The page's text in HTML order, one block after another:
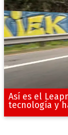
Así es el
tecnología y